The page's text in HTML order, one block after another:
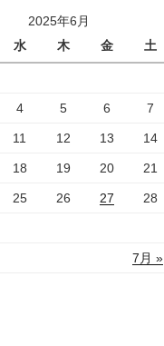
2025年6月
水 木 金 土
7月 »
4 5 6 7
11 12 13 14
18 19 20 21
25 26 27 28